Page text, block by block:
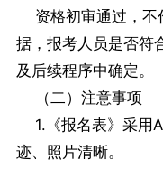
资格初审通过，不
据，报考人员是否符
及后续程序中确定。
（二）注意事项
1.《报名表》采用
迹、照片清晰。